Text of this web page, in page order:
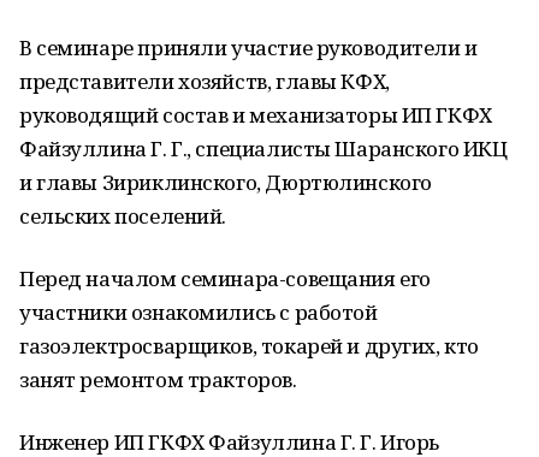
В семинаре приняли участие руководители и
представители хозяйств, главы КФХ,
руководящий состав и механизаторы ИП ГКФХ
Файзуллина Г. Г., специалисты Шаранского ИКЦ
и главы Зириклинского, Дюртюлинского
сельских поселений.
Перед началом семинара-совещания его
участники ознакомились с работой
газоэлектросварщиков, токарей и других, кто
занят ремонтом тракторов.
Инженер ИП ГКФХ Файзуллина Г. Г. Игорь